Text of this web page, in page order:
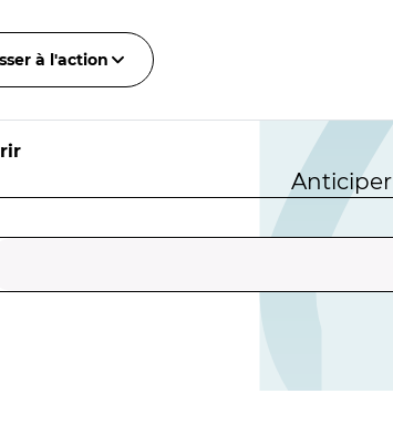
à l'action
Anticiper